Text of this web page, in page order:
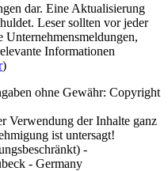
dar. Eine Aktualisierung
Leser sollten vor jeder
Unternehmensmeldungen,
Informationen
)
ohne Gewähr: Copyright
Verwendung der Inhalte ganz
ist untersagt!
-
- Germany